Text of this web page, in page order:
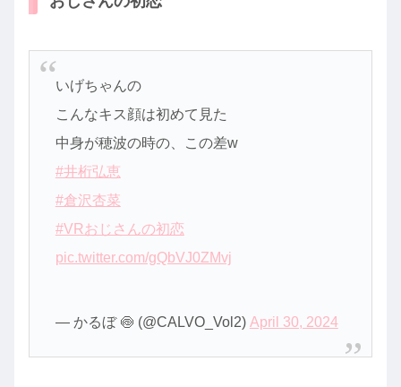
いげちゃんの
こんなキス顔は初めて見た
中身が穂波の時の、この差w
#井桁弘恵
#倉沢杏菜
#VRおじさんの初恋
pic.twitter.com/gQbVJ0ZMvj
— かるぼ 🍥 (@CALVO_Vol2) April 30, 2024